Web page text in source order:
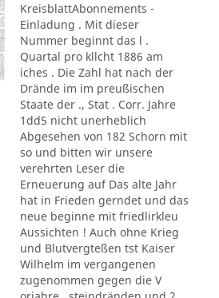
KreisblattAbonnements -
Einladung . Mit dieser
Nummer beginnt das l .
Quartal pro kllcht 1886 am
iches . Die Zahl hat nach der
Drände im im preußischen
Staate der ., Stat . Corr. Jahre
1dd5 nicht unerheblich
Abgesehen von 182 Schorn mit
so und bitten wir unsere
verehrten Leser die
Erneuerung auf Das alte Jahr
hat in Frieden gerndet und das
neue beginne mit friedlirkleu
Aussichten ! Auch ohne Krieg
und Blutvergteßen tst Kaiser
Wilhelm im vergangenen
zugenommen gegen die V